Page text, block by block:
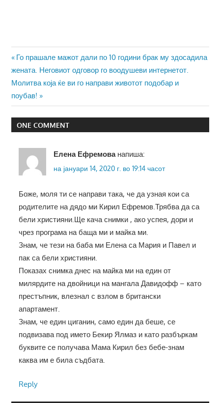
Навигација
на
напис
Previous
Post:
Го прашале мажот дали по 10 години брак му здосадила
жената. Неговиот одговор го воодушеви интернетот.
Next
Post:
Молитва која ќе ви го направи животот подобар и
поубав!
ONE COMMENT
Елена Ефремова напиша:
на јануари 14, 2020 г. во 19:14 часот
Боже, моля ти се направи така, че да узная кои са
родителите на дядо ми Кирил Ефремов.Трябва да са
бели християни.Ще кача снимки , ако успея, дори и
чрез програма на баща ми и майка ми.
Знам, че тези на баба ми Елена са Мария и Павел и
пак са бели християни.
Показах снимка днес на майка ми на един от
милярдите на двойници на мангала Давидофф – като
престъпник, влезнал с взлом в британски
апартамент.
Знам, че един циганин, само един да беше, се
подвизава под името Бекир Ялмаз и като разбъркам
буквите се получава Мама Кирил без бебе-знам
каква им е била съдбата.
Reply